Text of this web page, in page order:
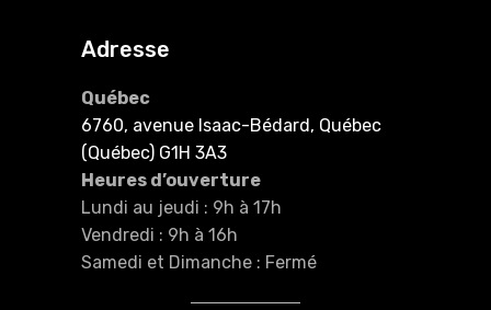
Adresse
Québec
6760, avenue Isaac-Bédard, Québec
(Québec) G1H 3A3
Heures d’ouverture
Lundi au jeudi : 9h à 17h
Vendredi : 9h à 16h
Samedi et Dimanche : Fermé